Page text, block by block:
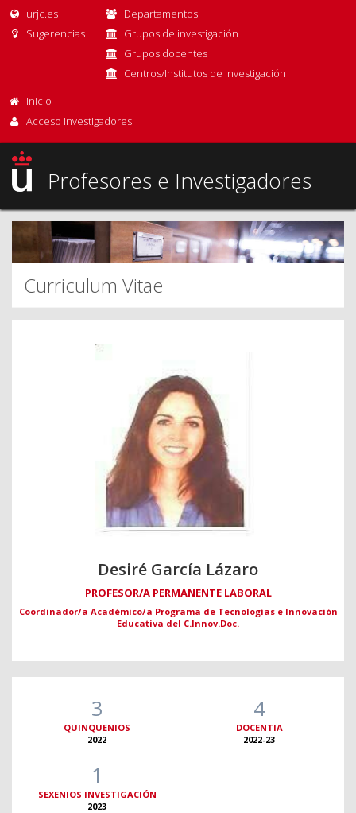
urjc.es
Sugerencias
Departamentos
Grupos de investigación
Grupos docentes
Centros/Institutos de Investigación
Inicio
Acceso Investigadores
Profesores e Investigadores
Curriculum Vitae
Desiré García Lázaro
PROFESOR/A PERMANENTE LABORAL
Coordinador/a Académico/a Programa de Tecnologías e Innovación
Educativa del C.Innov.Doc.
3
QUINQUENIOS
2022
4
DOCENTIA
2022-23
1
SEXENIOS INVESTIGACIÓN
2023